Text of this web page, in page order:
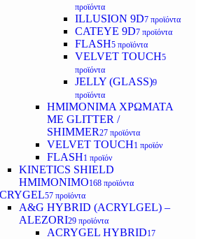
προϊόντα
ILLUSION 9D7 προϊόντα
CATEYE 9D7 προϊόντα
FLASH5 προϊόντα
VELVET TOUCH5
προϊόντα
JELLY (GLASS)9
προϊόντα
ΗΜΙΜΟΝΙΜA ΧΡΩΜΑΤΑ
ΜΕ GLITTER /
SHIMMER27 προϊόντα
VELVET TOUCH1 προϊόν
FLASH1 προϊόν
KINETICS SHIELD
ΗΜΙΜΟΝΙΜΟ168 προϊόντα
57 προϊόντα
A&G HYBRID (ACRYLGEL) –
ALEZORI29 προϊόντα
ACRYGEL HYBRID17